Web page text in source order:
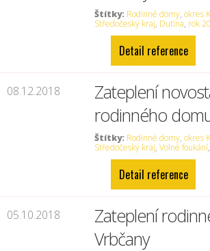
Štítky: Rodinné domy,okres
Středočeský kraj, Dutina, rok
Detail reference
08.12.2018
Zateplení
rodinného
Štítky: Rodinné domy,okres
Středočeský kraj,Volné foukání,
Detail reference
05.10.2018
Zateplení
Vrbčany